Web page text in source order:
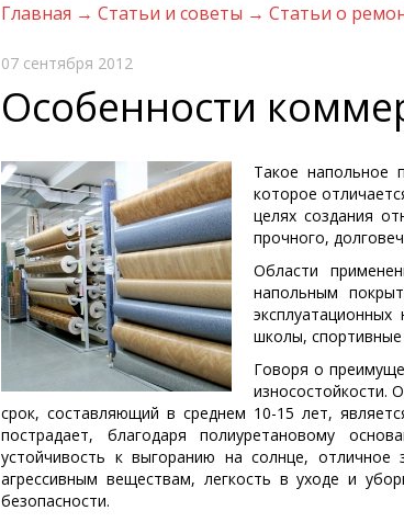
Главная → Статьи и советы → Статьи о
07 сентября 2012
Особенности
Такое напольное
которое
целях создания
прочного,
Области
напольным
школы,
Говоря о
износостойкости.
срок, составляющий в среднем 10-15 лет,
пострадает, благодаря полиуретановому
устойчивость к выгоранию на солнце, отличное
агрессивным веществам, легкость в уходе и
безопасности.